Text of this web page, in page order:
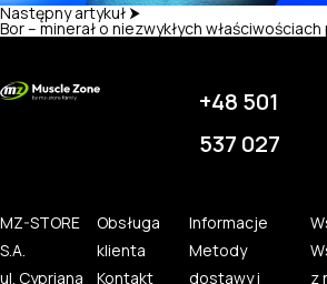
Następny artykuł ⮞
Bor – minerał o niezwykłych
+48 501
537 027
MZ-STORE
S.A.
ul. Cypriana
Obsługa
klienta
Kontakt
Informacje
Metody
dostawy i
z